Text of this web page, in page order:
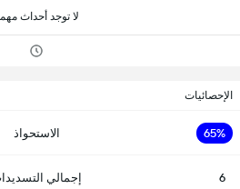
لا توجد أحداث
الإحصائيات
65% الاستحواذ
6 إجمالي